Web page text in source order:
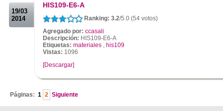
19/03
2014
HIS109-E6-A
Ranking: 3.2/5.0 (54 votos)
Agregado por: ccasali
Descripción: HIS109-E6-A
Etiquetas: materiales
his109
Vistas: 1096
[Descargar]
Páginas: 1 2 Siguiente